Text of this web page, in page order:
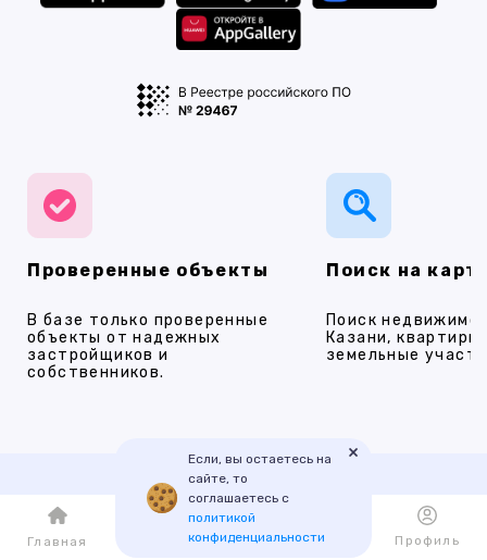
Проверенные объекты
В базе только проверенные
объекты от надежных
застройщиков и
собственников.
Поиск на
Поиск
Казани,
земельные
Наши услуги
Если, вы остаетесь на
сайте, то
соглашаетесь с
политикой
конфиденциальности
×
Главная Каталог Избранное Профиль